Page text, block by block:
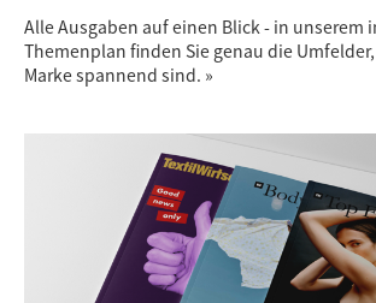
Alle Ausgaben auf einen Blick - in unserem
Themenplan finden Sie genau die
Marke spannend sind. »